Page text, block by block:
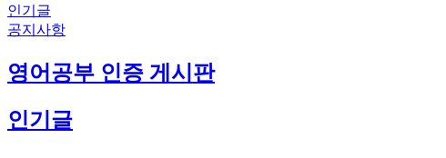
인기글
공지사항
영어공부 인증 게시판
인기글